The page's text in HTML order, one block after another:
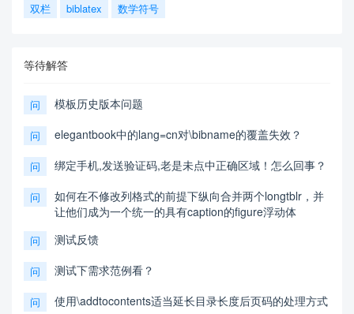
双栏
biblatex 数学符号
等待解答
问 模板历史版本问题
问 elegantbook中的lang=cn对\bibname的覆盖失效？
问 绑定手机,发送验证码,老是未点中正确区域！怎么回事？
问
如何在不修改列格式的前提下纵向合并两个longtblr，并
让他们成为一个统一的具有caption的figure浮动体
问 测试反馈
问 测试下需求范例看？
问 使用\addtocontents适当延长目录长度后页码的处理方式